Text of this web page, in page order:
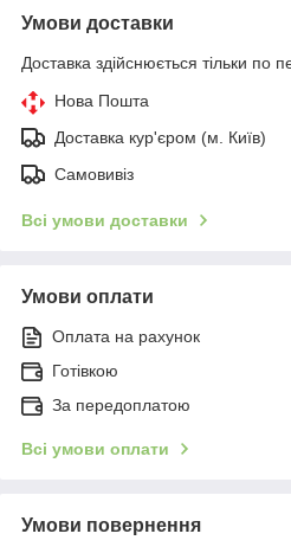
Умови доставки
Доставка здійснюється тільки по
Нова Пошта
Доставка кур'єром (м. Київ)
Самовивіз
Всі умови доставки
Умови оплати
Оплата на рахунок
Готівкою
За передоплатою
Всі умови оплати
Умови повернення